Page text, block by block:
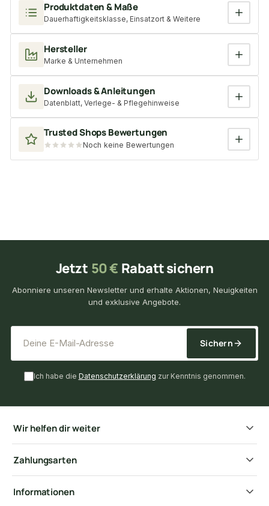
Produktdaten & Maße
Dauerhaftigkeitsklasse, Einsatzort & Weitere
Hersteller
Marke & Unternehmen
Downloads & Anleitungen
Datenblatt, Verlege- & Pflegehinweise
Trusted Shops Bewertungen
Noch keine Bewertungen
Jetzt 50 € Rabatt sichern
Abonniere unseren Newsletter und erhalte Aktionen, Neuigkeiten
und exklusive Angebote.
Sichern
Ich habe die Datenschutzerklärung zur Kenntnis genommen.
Wir helfen dir weiter
Zahlungsarten
Informationen